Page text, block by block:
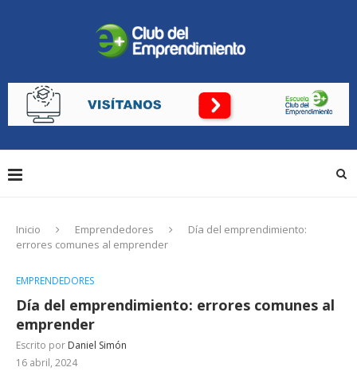
Inicio Emprendedores
Día del emprendimiento:
errores comunes al emprender
EMPRENDEDORES
Día del emprendimiento: errores comunes al
emprender
Escrito por Daniel Simón
16 abril, 2024